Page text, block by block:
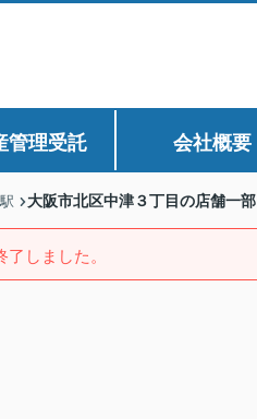
管理受託 会社概要
大阪市北区中津３丁目の店舗一部
しました。